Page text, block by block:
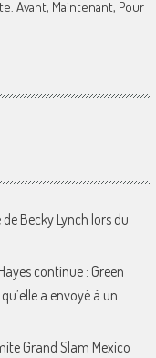
Avant, Maintenant, Pour
Becky Lynch lors du
continue : Green
a envoyé à un
Grand Slam Mexico